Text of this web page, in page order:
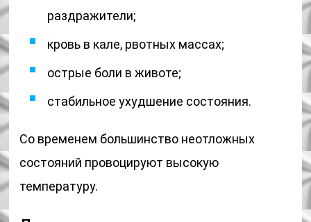
раздражители;
кровь в кале, рвотных массах;
острые боли в животе;
стабильное ухудшение состояния.
Со временем большинство неотложных
состояний провоцируют высокую
температуру.